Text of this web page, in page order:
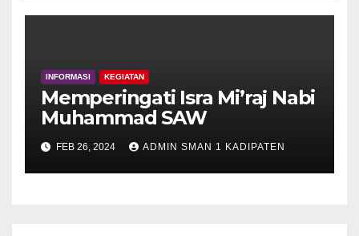
INFORMASI KEGIATAN
Memperingati Isra Mi’raj Nabi
Muhammad SAW
FEB 26, 2024 ADMIN SMAN 1 KADIPATEN